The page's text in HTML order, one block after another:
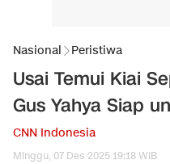
Nasional Peristiwa
Usai Temui Kiai
Gus Yahya Siap
CNN Indonesia
Minggu, 07 Des 2025 19:18 WIB